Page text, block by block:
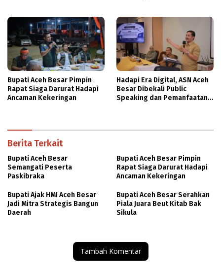
Bupati Aceh Besar Pimpin
Rapat Siaga Darurat Hadapi
Ancaman Kekeringan
Hadapi Era Digital, ASN Aceh
Besar Dibekali Public
Speaking dan Pemanfaatan
Berita Terkait
Bupati Aceh Besar
Semangati Peserta
Paskibraka
Bupati Aceh Besar Pimpin
Rapat Siaga Darurat Hadapi
Ancaman Kekeringan
Bupati Ajak HMI Aceh Besar
Jadi Mitra Strategis Bangun
Daerah
Bupati Aceh Besar Serahkan
Piala Juara Beut Kitab Bak
Sikula
Tambah Komentar